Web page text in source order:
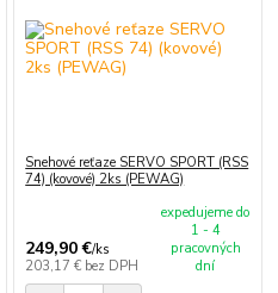
Snehové reťaze SERVO SPORT (RSS
74) (kovové) 2ks (PEWAG)
249,90 €/ks
203,17 € bez DPH
expedujeme do
1 - 4
pracovných
dní